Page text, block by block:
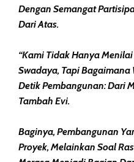
Dengan Semangat
Dari Atas.
“Kami Tidak Hanya
Swadaya, Tapi Bagaimana
Detik Pembangunan: Dari
Tambah Evi.
Baginya, Pembangunan
Proyek, Melainkan Soal